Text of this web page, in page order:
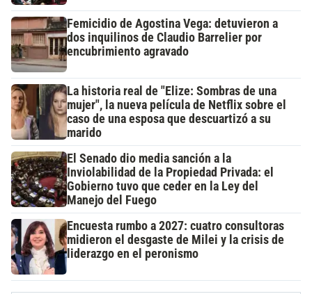
Femicidio de Agostina Vega: detuvieron a
dos inquilinos de Claudio Barrelier por
encubrimiento agravado
La historia real de "Elize: Sombras de una
mujer", la nueva película de Netflix sobre el
caso de una esposa que descuartizó a su
marido
El Senado dio media sanción a la
Inviolabilidad de la Propiedad Privada: el
Gobierno tuvo que ceder en la Ley del
Manejo del Fuego
Encuesta rumbo a 2027: cuatro consultoras
midieron el desgaste de Milei y la crisis de
liderazgo en el peronismo